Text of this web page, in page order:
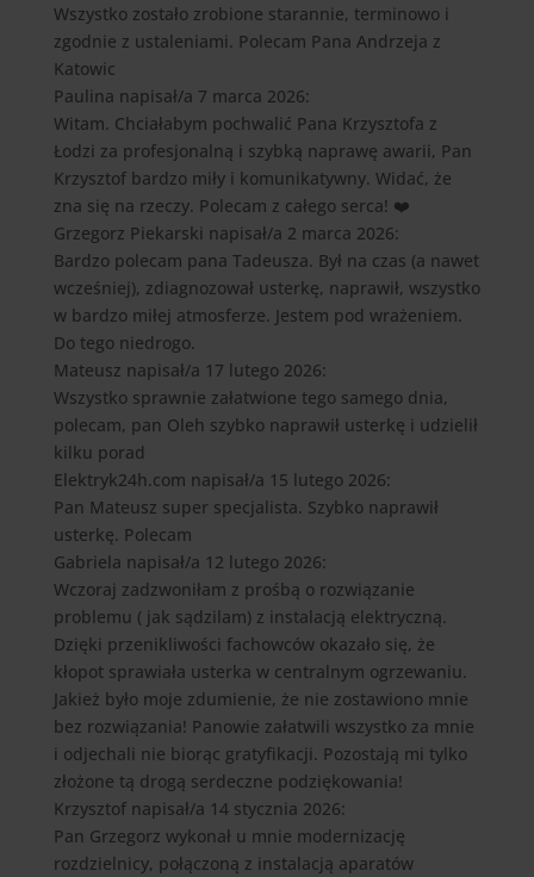
Wszystko zostało zrobione starannie, terminowo i
zgodnie z ustaleniami. Polecam Pana Andrzeja z
Katowic
Paulina napisał/a 7 marca 2026:
Witam. Chciałabym pochwalić Pana Krzysztofa z
Łodzi za profesjonalną i szybką naprawę awarii, Pan
Krzysztof bardzo miły i komunikatywny. Widać, że
zna się na rzeczy. Polecam z całego serca! ❤️
Grzegorz Piekarski napisał/a 2 marca 2026:
Bardzo polecam pana Tadeusza. Był na czas (a nawet
wcześniej), zdiagnozował usterkę, naprawił, wszystko
w bardzo miłej atmosferze. Jestem pod wrażeniem.
Do tego niedrogo.
Mateusz napisał/a 17 lutego 2026:
Wszystko sprawnie załatwione tego samego dnia,
polecam, pan Oleh szybko naprawił usterkę i udzielił
kilku porad
Elektryk24h.com napisał/a 15 lutego 2026:
Pan Mateusz super specjalista. Szybko naprawił
usterkę. Polecam
Gabriela napisał/a 12 lutego 2026:
Wczoraj zadzwoniłam z prośbą o rozwiązanie
problemu ( jak sądzilam) z instalacją elektryczną.
Dzięki przenikliwości fachowców okazało się, że
kłopot sprawiała usterka w centralnym ogrzewaniu.
Jakież było moje zdumienie, że nie zostawiono mnie
bez rozwiązania! Panowie załatwili wszystko za mnie
i odjechali nie biorąc gratyfikacji. Pozostają mi tylko
złożone tą drogą serdeczne podziękowania!
Krzysztof napisał/a 14 stycznia 2026:
Pan Grzegorz wykonał u mnie modernizację
rozdzielnicy, połączoną z instalacją aparatów